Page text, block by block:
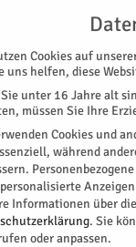
SPEZIAL
Cookies auf
uns helfen, diese
unter 16 Jahre alt
müssen Sie Ihre
Cookies und
während
Informationen über
. Sie
oder anpassen.